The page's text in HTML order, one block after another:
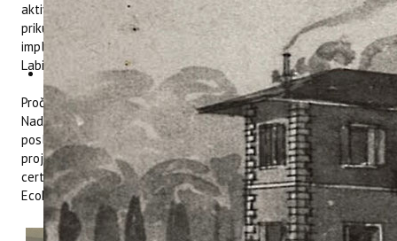
aktivnosti 1 i 2 koje se provode u sklopu projekta o
prikupljanju pokazatelja održivog turizma u odredištu i
implementaciji modela „Zelene plaže“ u Poreču, Novigradu i
Labinu/Rapcu.
Pročelnica Upravnog odjela za turizam Istarske županije gđa.
Nada Prodan Mraković održala je predavanje o djelokrugu
poslova Upravnog odjela za turizam, raznim županijskim
projektima u području turizma, inicijativama Istarske županije i
certificiranju obiteljskog smještaja eco-friendly certifikatom –
EcoDomus.